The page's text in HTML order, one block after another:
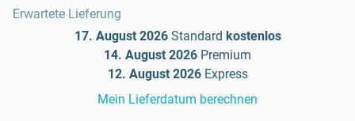
Erwartete Lieferung
17. August 2026 Standard kostenlos
14. August 2026 Premium
12. August 2026 Express
Mein Lieferdatum berechnen